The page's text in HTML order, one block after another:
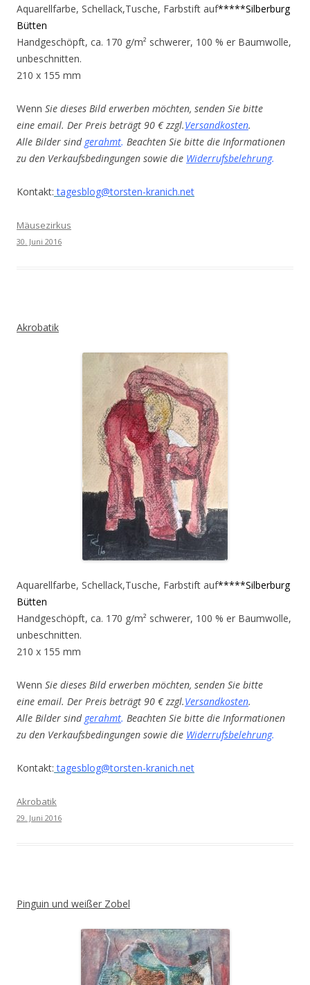
Aquarellfarbe, Schellack,Tusche, Farbstift auf*****Silberburg
Bütten
Handgeschöpft, ca. 170 g/m² schwerer, 100 % er Baumwolle,
unbeschnitten.
210 x 155 mm
Wenn Sie dieses Bild erwerben möchten, senden Sie bitte
eine email. Der Preis beträgt 90 € zzgl.Versandkosten.
Alle Bilder sind gerahmt. Beachten Sie bitte die Informationen
zu den Verkaufsbedingungen sowie die Widerrufsbelehrung.
Kontakt: tagesblog@torsten-kranich.net
Mäusezirkus
30. Juni 2016
Akrobatik
Aquarellfarbe, Schellack,Tusche, Farbstift auf*****Silberburg
Bütten
Handgeschöpft, ca. 170 g/m² schwerer, 100 % er Baumwolle,
unbeschnitten.
210 x 155 mm
Wenn Sie dieses Bild erwerben möchten, senden Sie bitte
eine email. Der Preis beträgt 90 € zzgl.Versandkosten.
Alle Bilder sind gerahmt. Beachten Sie bitte die Informationen
zu den Verkaufsbedingungen sowie die Widerrufsbelehrung.
Kontakt: tagesblog@torsten-kranich.net
Akrobatik
29. Juni 2016
Pinguin und weißer Zobel